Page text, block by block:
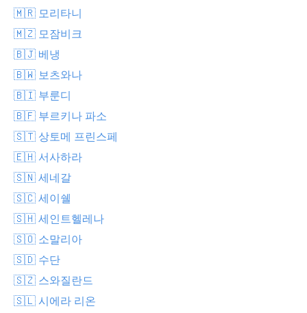
🇲🇷 모리타니
🇲🇿 모잠비크
🇧🇯 베냉
🇧🇼 보츠와나
🇧🇮 부룬디
🇧🇫 부르키나 파소
🇸🇹 상토메 프린스페
🇪🇭 서사하라
🇸🇳 세네갈
🇸🇨 세이쉘
🇸🇭 세인트헬레나
🇸🇴 소말리아
🇸🇩 수단
🇸🇿 스와질란드
🇸🇱 시에라 리온